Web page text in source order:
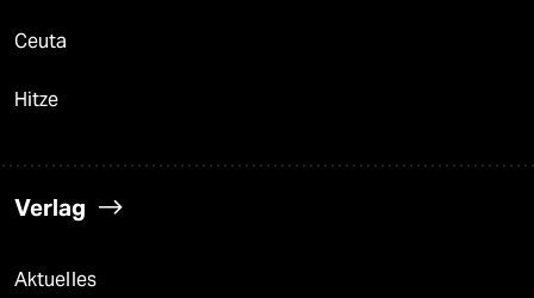
Ceuta
Hitze
Verlag
Aktuelles